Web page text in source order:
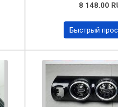
8 148.00
Быстрый